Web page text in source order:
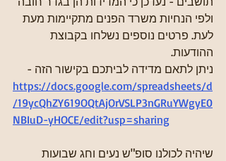
ולפי הנחיות משרד הפנים מתקיימות מעת
לעת. פרטים נוספים נשלחו בקבוצת
ההודעות.
ניתן לתאם מדידה לביתכם בקישור הזה -
https://docs.google.com/spreadsheets/d
/19ycQhZY619OQtAjOrVSLP3nGRuYWgyE0
NBIuD-yHOCE/edit?usp=sharing
שיהיה לכולנו סופ"ש נעים וחג שבועות